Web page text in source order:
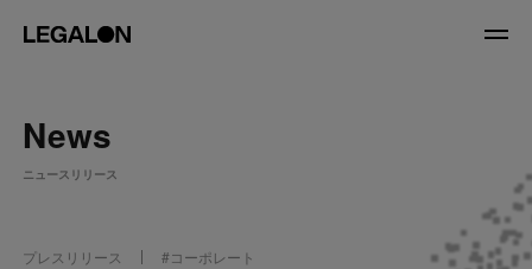
About
News
ニュースリリース
プレスリリース #コーポレート